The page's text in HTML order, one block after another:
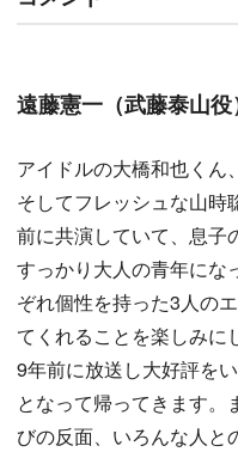
遠藤憲一（武藤泰山役
アイドルの大橋和也くん
そしてフレッシュな山
前に共演していて、息子
すっかり大人の青年に
ぞれ個性を持った3人の
てくれることを楽しみに
9年前に放送し大好評を
となって帰ってきます
びの反面、いろんな人と